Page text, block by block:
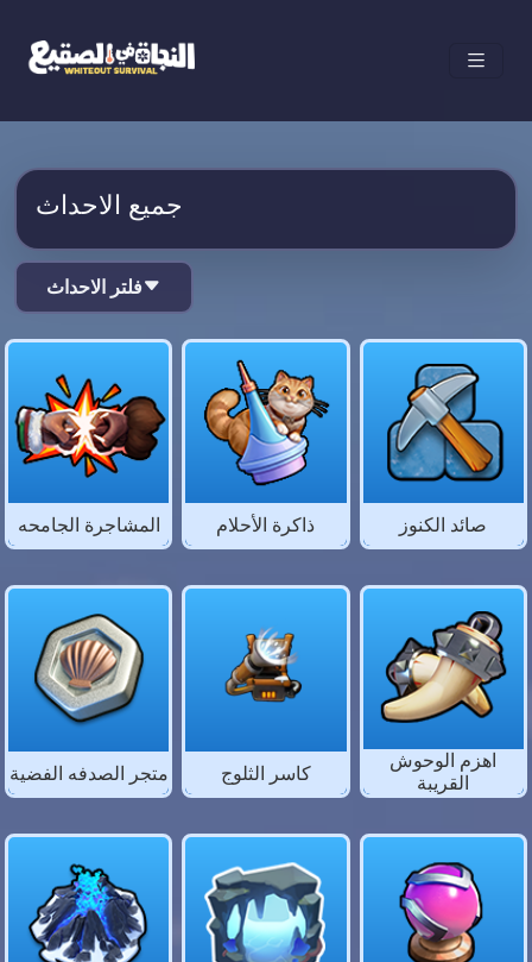
جميع الاحداث
فلتر الاحداث
المشاجرة الجامحه ذاكرة الأحلام صائد الكنوز
متجر الصدفه الفضية كاسر الثلوج
اهزم الوحوش
القريبة